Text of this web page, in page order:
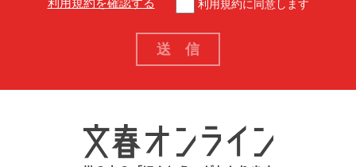
利用規約を確認する 利用規約に同意します